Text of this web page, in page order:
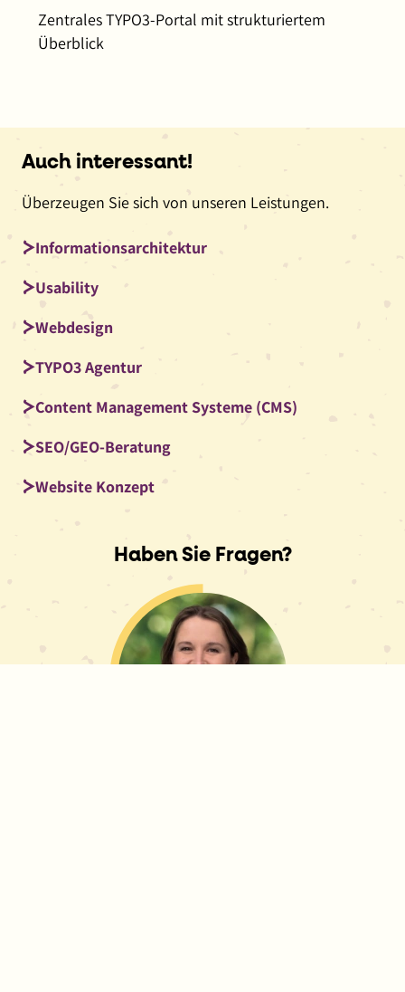
Zentrales TYPO3-Portal mit strukturiertem
Überblick
Auch interessant!
Überzeugen Sie sich von unseren Leistungen.
Informationsarchitektur
Usability
Webdesign
TYPO3 Agentur
Content Management Systeme (CMS)
SEO/GEO-Beratung
Website Konzept
Haben Sie Fragen?